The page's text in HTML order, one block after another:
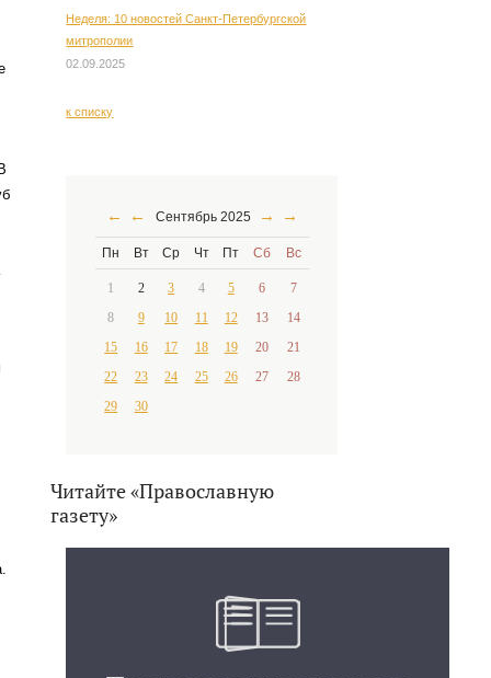
Неделя: 10 новостей Санкт-Петербургской
митрополии
02.09.2025
к списку
← ← Сентябрь 2025 → →
Пн Вт Ср Чт Пт Сб Вс
1 2 3 4 5 6
7
8
9 10 11 12 13
14
15
16 17 18 19 20
21
22
23 24 25 26 27
28
29
30
Читайте «Православную
газету»